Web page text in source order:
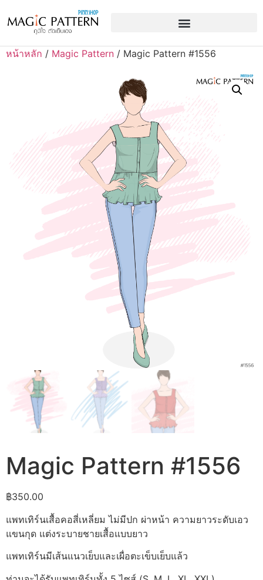
หน้าหลัก / Magic Pattern / Magic Pattern #1556
Magic Pattern #1556
฿350.00
แพทเทิร์นเสื้อคอสี่เหลี่ยม ไม่มีปก ผ่าหน้า ความยาวระดับเอว
แขนกุด แต่งระบายชายเสื้อแบบยาว
แพทเทิร์นมีเส้นแนวเย็บและเผื่อตะเข็บเย็บแล้ว